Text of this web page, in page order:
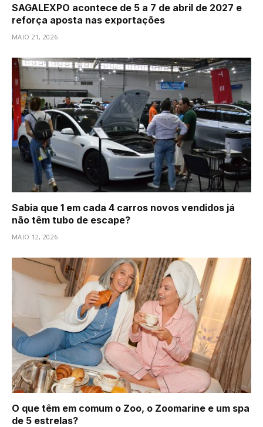
SAGALEXPO acontece de 5 a 7 de abril de 2027 e
reforça aposta nas exportações
MAIO 21, 2026
Sabia que 1 em cada 4 carros novos vendidos já
não têm tubo de escape?
MAIO 12, 2026
O que têm em comum o Zoo, o Zoomarine e um spa
de 5 estrelas?